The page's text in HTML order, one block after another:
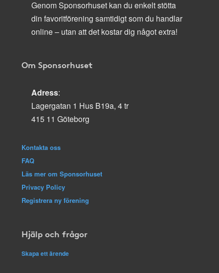
Genom Sponsorhuset kan du enkelt stötta
din favoritförening samtidigt som du handlar
online – utan att det kostar dig något extra!
Om Sponsorhuset
Adress:
Lagergatan 1 Hus B19a, 4 tr
415 11 Göteborg
Kontakta oss
FAQ
Läs mer om Sponsorhuset
Privacy Policy
Registrera ny förening
Hjälp och frågor
Skapa ett ärende